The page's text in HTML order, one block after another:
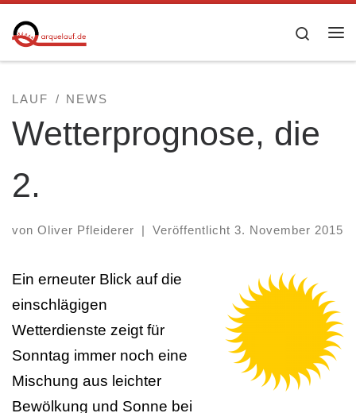
Zum Inhalt springen Search
LAUF NEWS
Wetterprognose, die
2.
von Oliver Pfleiderer Veröffentlicht3. November 2015
Ein erneuter Blick auf die
einschlägigen
Wetterdienste zeigt für
Sonntag immer noch eine
Mischung aus leichter
Bewölkung und Sonne bei